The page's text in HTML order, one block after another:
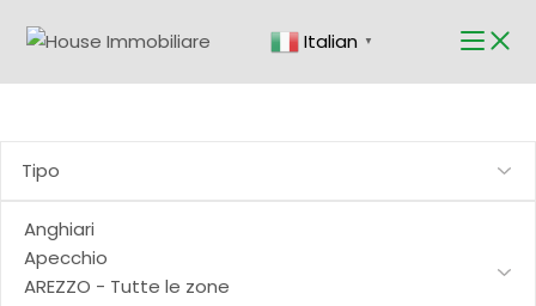
the Italian ▼